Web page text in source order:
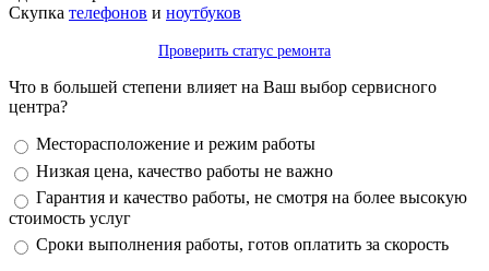
Скупка телефонов и ноутбуков
Проверить статус ремонта
Что в большей степени влияет на Ваш выбор сервисного
центра?
Варианты
Месторасположение и режим работы
Низкая цена, качество работы не важно
Гарантия и качество работы, не смотря на более высокую
стоимость услуг
Сроки выполнения работы, готов оплатить за скорость